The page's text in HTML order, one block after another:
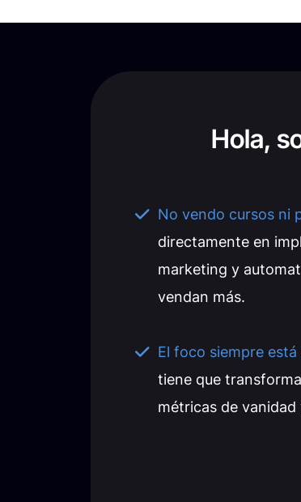
Hola,
No vendo cursos ni
directamente en
marketing y
vendan más.
El foco siempre
tiene que
métricas de